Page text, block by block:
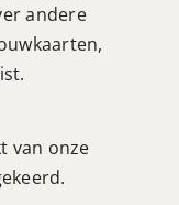
andere
van onze